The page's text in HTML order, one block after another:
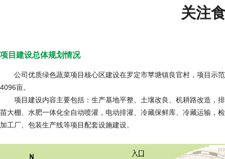
关注
项目建设总体规划情况
公司优质绿色蔬菜项目核心区建设在罗定市苹塘镇良官村，项目示
4096亩。
项目建设内容主要包括：生产基地平整、土壤改良、机耕路改造，
苗大棚、水肥一体化全自动喷灌，电动排灌、冷藏保鲜库、冷藏运输，
加工厂、包装生产线等项目配套设施建设。